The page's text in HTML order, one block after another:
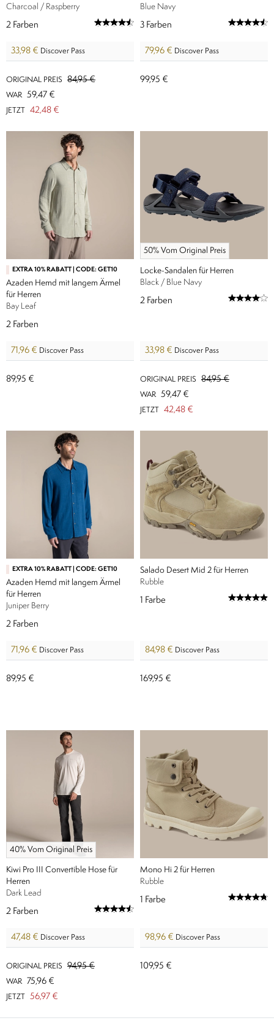
Charcoal / Raspberry
2 Farben
33,98 € Discover Pass
ORIGINAL PREIS 84,95 €
WAR 59,47 €
JETZT 42,48 €
Blue Navy
3 Farben
79,96 € Discover Pass
99,95 €
EXTRA 10% RABATT | CODE: GET10
Azaden Hemd mit langem Ärmel
für Herren
Bay Leaf
2 Farben
71,96 € Discover Pass
89,95 €
50% Vom Original Preis
Locke-Sandalen für Herren
Black / Blue Navy
2 Farben
33,98 € Discover Pass
ORIGINAL PREIS 84,95 €
WAR 59,47 €
JETZT 42,48 €
EXTRA 10% RABATT | CODE: GET10
Azaden Hemd mit langem Ärmel
für Herren
Juniper Berry
2 Farben
71,96 € Discover Pass
89,95 €
Salado Desert Mid 2 für Herren
Rubble​
1 Farbe
84,98 € Discover Pass
169,95 €
40% Vom Original Preis
Kiwi Pro III Convertible Hose für
Herren
Dark Lead
2 Farben
47,48 € Discover Pass
ORIGINAL PREIS 94,95 €
WAR 75,96 €
JETZT 56,97 €
Mono Hi 2 für Herren
Rubble​
1 Farbe
98,96 € Discover Pass
109,95 €